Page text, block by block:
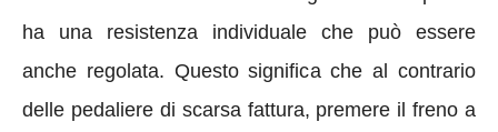
ha una resistenza individuale che può essere
anche regolata. Questo significa che al contrario
delle pedaliere di scarsa fattura, premere il freno a